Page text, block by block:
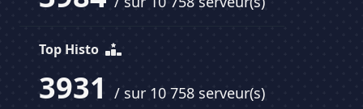
Top Histo
3931 / sur 10 758 serveur(s)